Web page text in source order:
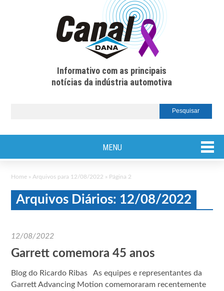
Informativo com as principais
notícias da indústria automotiva
MENU
Home » Arquivos para 12/08/2022 » Página 2
Arquivos Diários: 12/08/2022
12/08/2022
Garrett comemora 45 anos
Blog do Ricardo Ribas As equipes e representantes da
Garrett Advancing Motion comemoraram recentemente